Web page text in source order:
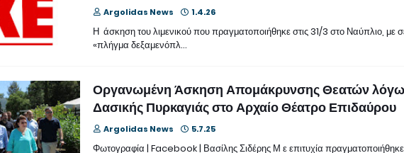
Argolidas News 1.4.26
Η άσκηση του λιμενικού που πραγματοποιήθηκε στις 31/3 στο Ναύπλιο, με
«πλήγμα δεξαμενόπλ…
Οργανωμένη Άσκηση Απομάκρυνσης Θεατών λόγω
Δασικής Πυρκαγιάς στο Αρχαίο Θέατρο Επιδαύρου
Argolidas News 5.7.25
Φωτογραφία | Facebook | Βασίλης Σιδέρης Μ ε επιτυχία